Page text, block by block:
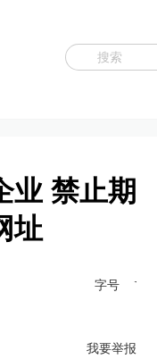
业 禁止期
址
字号
我要举报